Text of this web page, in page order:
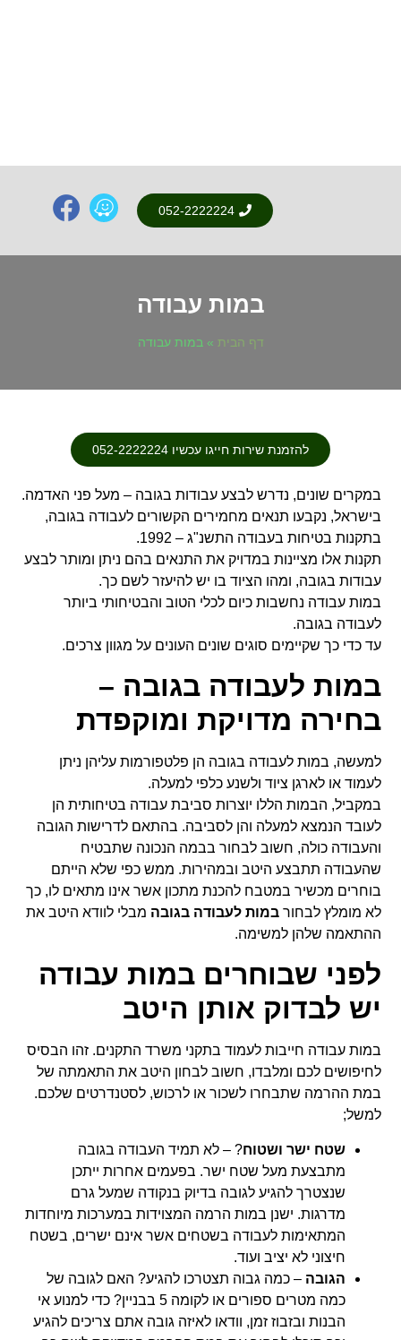
052-2222224
במות עבודה
דף הבית »במות עבודה
להזמנת שירות חייגו עכשיו 052-2222224
במקרים שונים, נדרש לבצע עבודות בגובה – מעל פני האדמה.
בישראל, נקבעו תנאים מחמירים הקשורים לעבודה בגובה,
בתקנות בטיחות בעבודה התשנ"ג – 1992.
תקנות אלו מציינות במדויק את התנאים בהם ניתן ומותר לבצע
עבודות בגובה, ומהו הציוד בו יש להיעזר לשם כך.
במות עבודה נחשבות כיום לכלי הטוב והבטיחותי ביותר
לעבודה בגובה.
עד כדי כך שקיימים סוגים שונים העונים על מגוון צרכים.
במות לעבודה בגובה –
בחירה מדויקת ומוקפדת
למעשה, במות לעבודה בגובה הן פלטפורמות עליהן ניתן
לעמוד או לארגן ציוד ולשנע כלפי למעלה.
במקביל, הבמות הללו יוצרות סביבת עבודה בטיחותית הן
לעובד הנמצא למעלה והן לסביבה. בהתאם לדרישות הגובה
והעבודה כולה, חשוב לבחור בבמה הנכונה שתבטיח
שהעבודה תתבצע היטב ובמהירות. ממש כפי שלא הייתם
בוחרים מכשיר במטבח להכנת מתכון אשר אינו מתאים לו, כך
לא מומלץ לבחורבמות לעבודה בגובה מבלי לוודא היטב את
ההתאמה שלהן למשימה.
לפני שבוחרים במות עבודה
יש לבדוק אותן היטב
במות עבודה חייבות לעמוד בתקני משרד התקנים. זהו הבסיס
לחיפושים לכם ומלבדו, חשוב לבחון היטב את התאמתה של
במת ההרמה שתבחרו לשכור או לרכוש, לסטנדרטים שלכם.
למשל;
שטח ישר ושטוח? – לא תמיד העבודה בגובה
מתבצעת מעל שטח ישר. בפעמים אחרות ייתכן
שנצטרך להגיע לגובה בדיוק בנקודה שמעל גרם
מדרגות. ישנן במות הרמה המצוידות במערכות מיוחדות
המתאימות לעבודה בשטחים אשר אינם ישרים, בשטח
חיצוני לא יציב ועוד.
הגובה – כמה גבוה תצטרכו להגיע? האם לגובה של
כמה מטרים ספורים או לקומה 5 בבניין? כדי למנוע אי
הבנות ובזבוז זמן, וודאו לאיזה גובה אתם צריכים להגיע